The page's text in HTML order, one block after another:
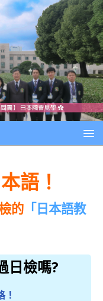
語！
的 「日本語教
日檢嗎?
！